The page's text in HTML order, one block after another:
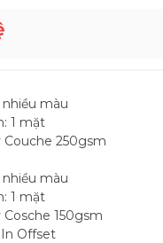
nhiều màu
1 mặt
250gsm
nhiều màu
1 mặt
150gsm
Offset